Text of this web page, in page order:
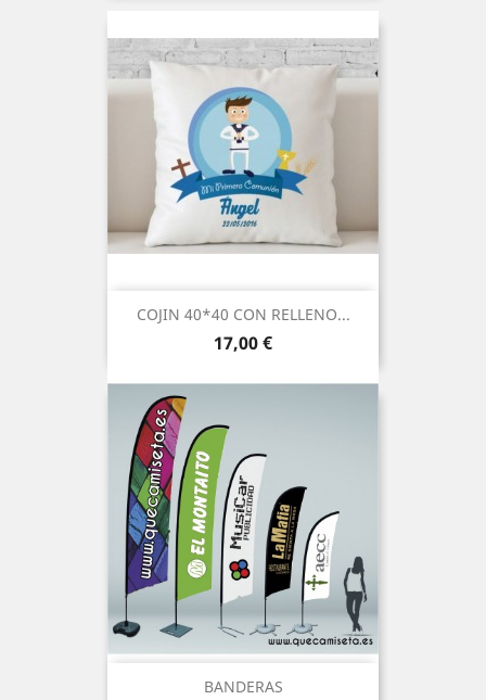
COJIN 40*40 CON RELLENO...
Precio
17,00 €
BANDERAS